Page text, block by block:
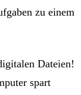
zu einem
Dateien!
spart